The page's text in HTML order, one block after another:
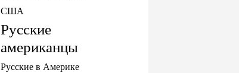
США
Русские
американцы
Русские в Америке